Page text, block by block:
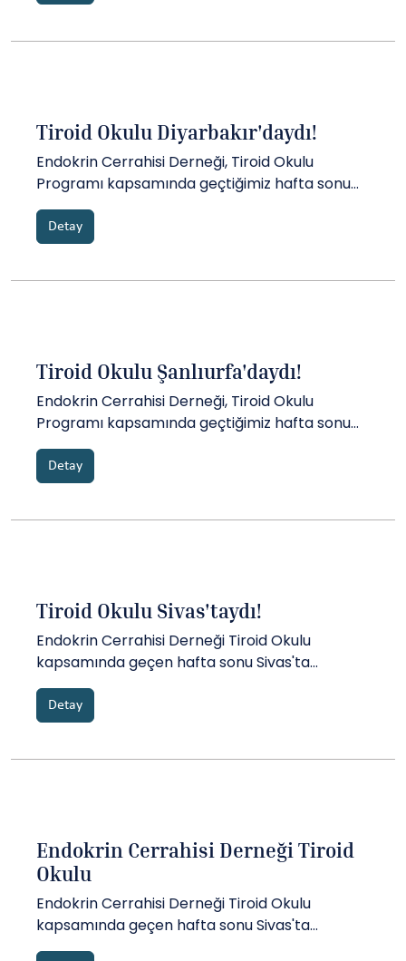
Tiroid Okulu Diyarbakır'daydı!
Endokrin Cerrahisi Derneği, Tiroid Okulu
Programı kapsamında geçtiğimiz hafta sonu
Diyarbakır'da idi...
Detay
Tiroid Okulu Şanlıurfa'daydı!
Endokrin Cerrahisi Derneği, Tiroid Okulu
Programı kapsamında geçtiğimiz hafta sonu
Şanlıurfa'da idi...
Detay
Tiroid Okulu Sivas'taydı!
Endokrin Cerrahisi Derneği Tiroid Okulu
kapsamında geçen hafta sonu Sivas'ta
Cumhuriyet Üniversitesi Tıp Fakültesi'nde
gerçekleştirdiğimiz etkinlikte......
Detay
Endokrin Cerrahisi Derneği Tiroid
Okulu
Endokrin Cerrahisi Derneği Tiroid Okulu
kapsamında geçen hafta sonu Sivas'ta
Cumhuriyet Üniversitesi Tıp Fakültesi'nde